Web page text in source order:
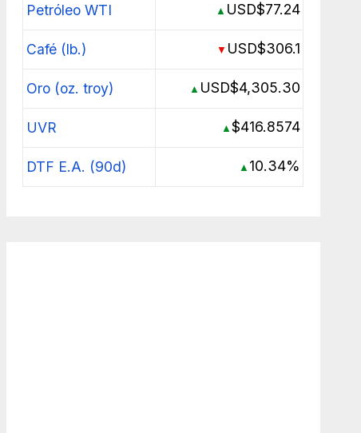
Petróleo WTI ▲ USD$77.24
Café (lb.) ▼ USD$306.1
Oro (oz. troy) ▲ USD$4,305.30
UVR ▲$416.8574
DTF E.A. (90d) ▲ 10.34%